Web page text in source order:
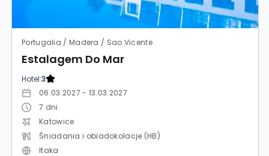
Portugalia / Madera / Sao Vicente
Estalagem Do Mar
Hotel:3
06.03.2027 - 13.03.2027
7 dni
Katowice
Śniadania i obiadokolacje (HB)
Itaka